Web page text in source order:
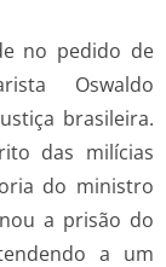
no pedido de
Oswaldo
brasileira.
das milícias
do ministro
a prisão do
a um